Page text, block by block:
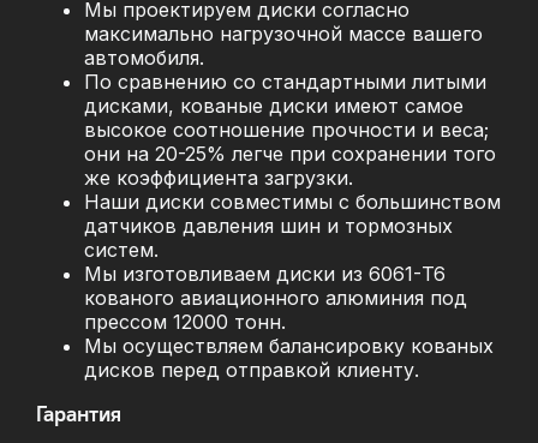
Мы проектируем диски согласно
максимально нагрузочной массе вашего
автомобиля.
По сравнению со стандартными литыми
дисками, кованые диски имеют самое
высокое соотношение прочности и веса;
они на 20-25% легче при сохранении того
же коэффициента загрузки.
Наши диски совместимы с большинством
датчиков давления шин и тормозных
систем.
Мы изготовливаем диски из 6061-T6
кованого авиационного алюминия под
прессом 12000 тонн.
Мы осуществляем балансировку кованых
дисков перед отправкой клиенту.
Гарантия